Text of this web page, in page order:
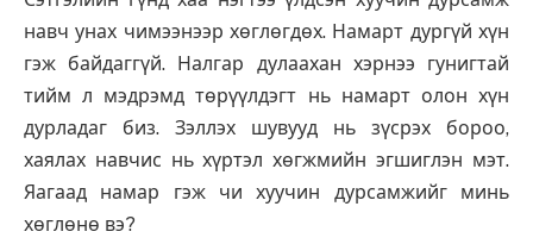
навч унах чимээнээр хөглөгдөх. Намарт дургүй хүн
гэж байдаггүй. Налгар дулаахан хэрнээ гунигтай
тийм л мэдрэмд төрүүлдэгт нь намарт олон хүн
дурладаг биз. Зэллэх шувууд нь зүсрэх бороо,
хаялах навчис нь хүртэл хөгжмийн эгшиглэн мэт.
Яагаад намар гэж чи хуучин дурсамжийг минь
хөглөнө вэ?